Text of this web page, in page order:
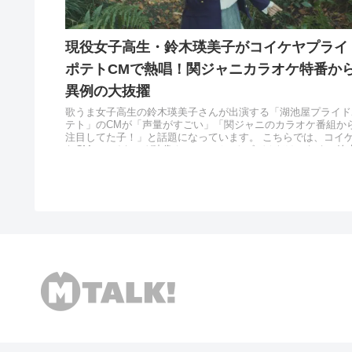
現役女子高生・鈴木瑛美子がコイケヤプライ
ポテトCMで熱唱！関ジャニカラオケ特番か
異例の大抜擢
歌うま女子高生の鈴木瑛美子さんが出演する「湖池屋プライ
テト」のCMが「声量がすごい」「関ジャニのカラオケ番組か
注目してた子！」と話題になっています。 こちらでは、コイ
ヤCMのメイキング映像やミュージックビデオだけでなく、鈴木